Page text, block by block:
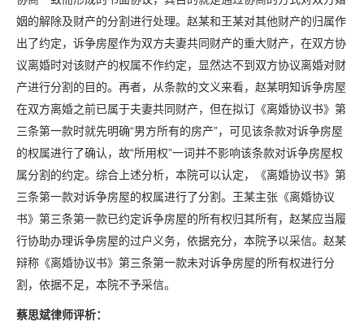
姻的解除及财产的分割进行处理。赵某和王某对其他财产的归属作
出了约定，诉争房屋作为双方夫妻共同财产的重大财产，在双方协
议离婚时对该财产的权属不作约定，显然达不到双方协议离婚对财
产进行分割的目的。再者，从条款的文义来看，赵某明知诉争房屋
在双方离婚之前已属于夫妻共同财产，但在拟订《离婚协议书》第
三条第一款时就先明确“男方所有的房产”，可见该条款对诉争房屋
的权属进行了确认，故“所用权”一词并不影响该条款对诉争房屋权
属分割的约定。综合上述分析，本院可以认定，《离婚协议书》第
三条第一款对诉争房屋的权属进行了分割。王某主张《离婚协议
书》第三条第一款已约定诉争房屋的所有权归其所有，赵某应当履
行协助办理诉争房屋的过户义务，依据充分，本院予以采信。赵某
辩称《离婚协议书》第三条第一款未对诉争房屋的所有权进行分
割，依据不足，本院不予采信。
蔡思斌律师评析：